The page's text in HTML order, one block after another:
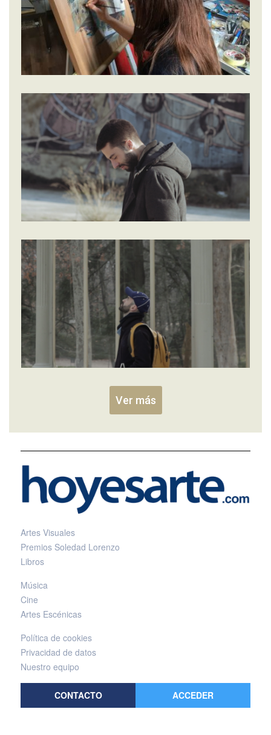
Ver más
Artes Visuales
Premios Soledad Lorenzo
Libros
Música
Cine
Artes Escénicas
Política de cookies
Privacidad de datos
Nuestro equipo
CONTACTO ACCEDER